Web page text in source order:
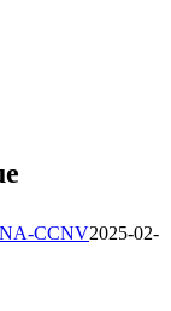
CCNV2025-02-